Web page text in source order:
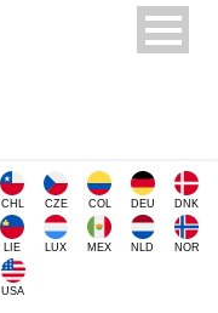
CHL CZE COL DEU DNK
LIE LUX MEX NLD NOR
USA